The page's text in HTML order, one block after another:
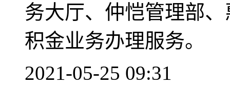
据了解，凡非法定节
12:00，14:00-17:30）
务大厅、仲恺管理部